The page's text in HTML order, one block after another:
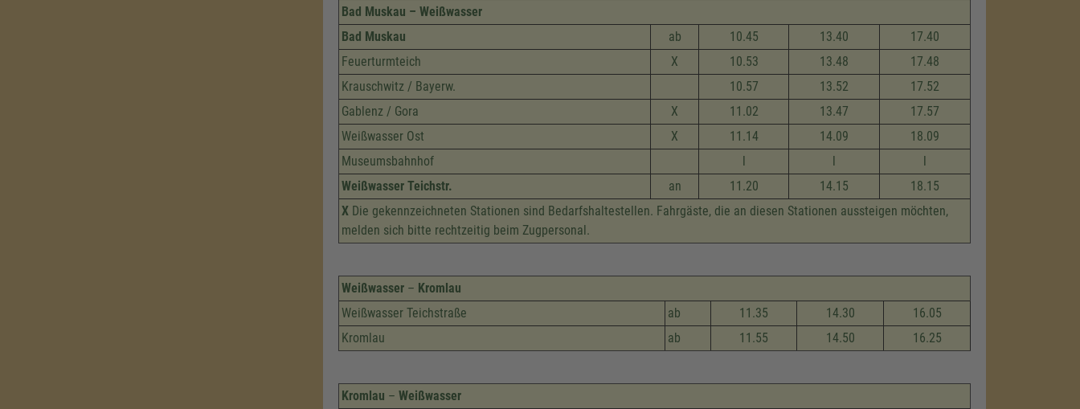
Bad Muskau – Weißwasser
Bad Muskau
ab 10.45 13.40
17.40
Feuerturmteich
X 10.53 13.48
17.48
Krauschwitz / Bayerw.
10.57 13.52
17.52
Gablenz / Gora
X 11.02 13.47
17.57
Weißwasser Ost
X 11.14 14.09
18.09
Museumsbahnhof
l l
l
Weißwasser Teichstr.
an 11.20 14.15
18.15
X Die gekennzeichneten Stationen sind Bedarfshaltestellen. Fahrgäste, die an diesen Stationen aussteigen möchten,
melden sich bitte rechtzeitig beim Zugpersonal.
Weißwasser – Kromlau
Weißwasser Teichstraße
ab 11.35 14.30
16.05
Kromlau
ab 11.55 14.50 16.25
Kromlau – Weißwasser